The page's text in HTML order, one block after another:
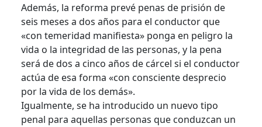
Además, la reforma prevé penas de prisión de
seis meses a dos años para el conductor que
«con temeridad manifiesta» ponga en peligro la
vida o la integridad de las personas, y la pena
será de dos a cinco años de cárcel si el conductor
actúa de esa forma «con consciente desprecio
por la vida de los demás».
Igualmente, se ha introducido un nuevo tipo
penal para aquellas personas que conduzcan un